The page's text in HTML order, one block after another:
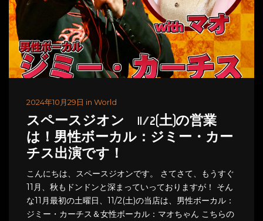
2024年10月29日 in World
スペースジオン 11/2(土)の営業
は！男性ボーカル：ジミー・カー
チス出演です！
こんにちは、スペースジオンです。 さてさて、もうすぐ
11月、秋もドンドンと深まっていっておりますが！ そん
な11月最初の土曜日、11/2(土)の当店は、男性ボーカル：
ジミー・カーチス＆女性ボーカル：マオちゃん こちらの